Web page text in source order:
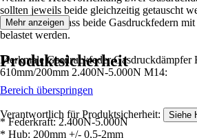
sollten jeweils beide gleichzeitig getauscht
sichergestellt, dass beide Gasdruckfedern
belastet werden.
Merkmale Gasdruckfeder Gasdruckdämpfer
610mm/200mm 2.400N-5.000N M14:
* Federkraft: 2.400N-5.000N
* Hub: 200mm +/- 0,5-2mm
Mehr anzeigen
Produktsicherheit
Bereich überspringen
Verantwortlich für Produktsicherheit: Siehe